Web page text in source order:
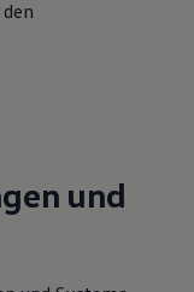
und